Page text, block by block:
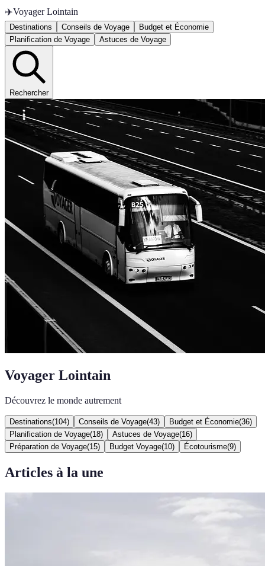
✈️Voyager Lointain
Destinations Conseils de Voyage
Budget et Économie
Planification de Voyage
Astuces de Voyage
Rechercher
Voyager Lointain
Découvrez le monde autrement
Destinations(104) Conseils de Voyage(43) Budget et Économie(36)
Planification de Voyage(18) Astuces de Voyage(16)
Préparation de Voyage(15) Budget Voyage(10) Écotourisme(9)
Articles à la une